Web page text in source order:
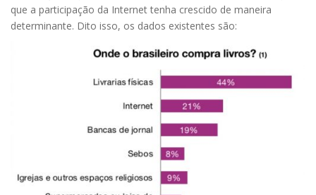
que a participação da Internet tenha crescido de maneira
determinante. Dito isso, os dados existentes são: